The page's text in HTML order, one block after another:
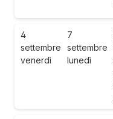
4
settembre
venerdì
7
settembre
lunedì